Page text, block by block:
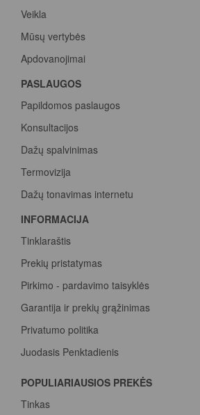
Veikla
Mūsų vertybės
Apdovanojimai
PASLAUGOS
Papildomos paslaugos
Konsultacijos
Dažų spalvinimas
Termovizija
Dažų tonavimas internetu
INFORMACIJA
Tinklaraštis
Prekių pristatymas
Pirkimo - pardavimo taisyklės
Garantija ir prekių grąžinimas
Privatumo politika
Juodasis Penktadienis
POPULIARIAUSIOS PREKĖS
Tinkas